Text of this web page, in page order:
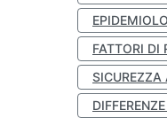
FATTORI DI
SICUREZZA